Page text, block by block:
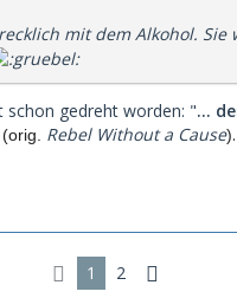
mit dem Alkohol. Sie
schon gedreht worden: "…
(orig. Rebel Without a Cause)
1 2